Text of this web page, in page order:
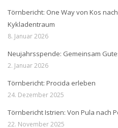
Törnbericht: One Way von Kos
Kykladentraum
8. Januar 2026
Neujahrsspende: Gemeinsam
2. Januar 2026
Törnbericht: Procida erleben
24. Dezember 2025
Törnbericht Istrien: Von Pula nach
22. November 2025